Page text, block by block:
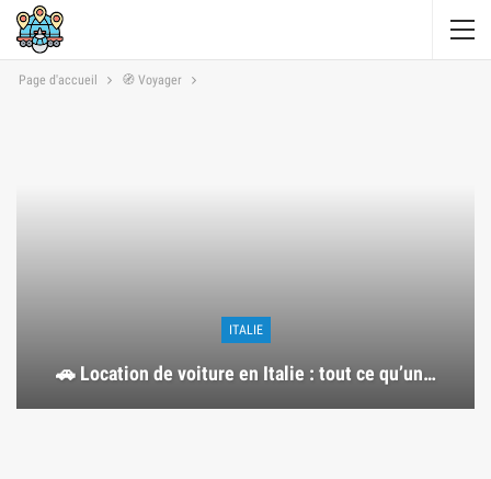
Page d'accueil 🧭 Voyager
ITALIE
🚗 Location de voiture en Italie : tout ce qu’un…